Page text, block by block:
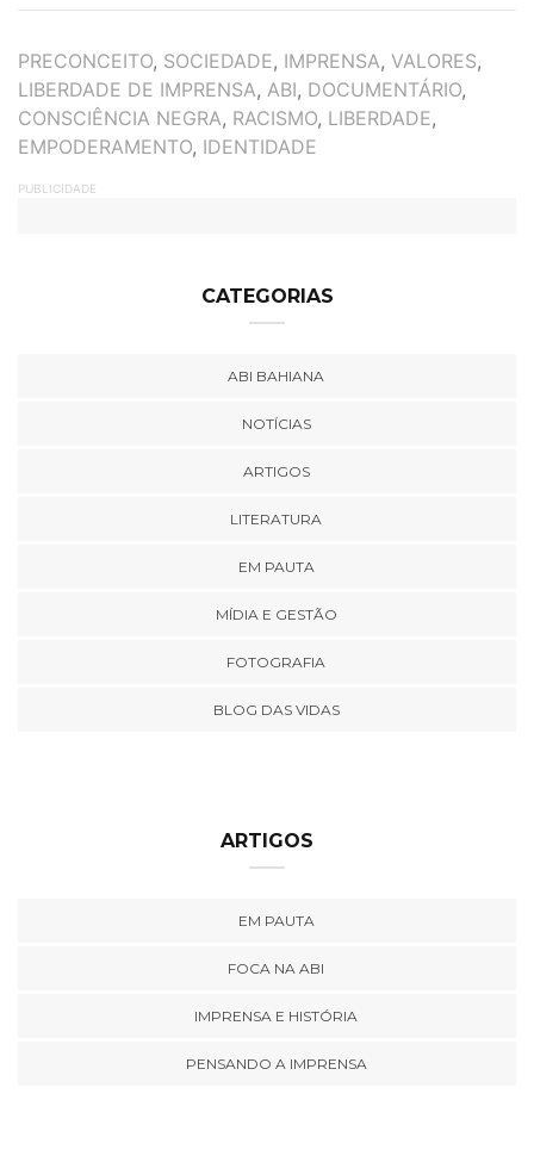
TAGS
PRECONCEITO, SOCIEDADE, IMPRENSA, VALORES,
LIBERDADE DE IMPRENSA, ABI, DOCUMENTÁRIO,
CONSCIÊNCIA NEGRA, RACISMO, LIBERDADE,
EMPODERAMENTO, IDENTIDADE
PUBLICIDADE
CATEGORIAS
ABI BAHIANA
NOTÍCIAS
ARTIGOS
LITERATURA
EM PAUTA
MÍDIA E GESTÃO
FOTOGRAFIA
BLOG DAS VIDAS
ARTIGOS
EM PAUTA
FOCA NA ABI
IMPRENSA E HISTÓRIA
PENSANDO A IMPRENSA